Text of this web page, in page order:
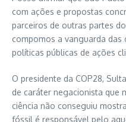
com ações e propostas
parceiros de outras partes
compomos a vanguarda das
políticas públicas de ações
O presidente da COP28,
de caráter negacionista que
ciência não conseguiu
fóssil é responsável pelo